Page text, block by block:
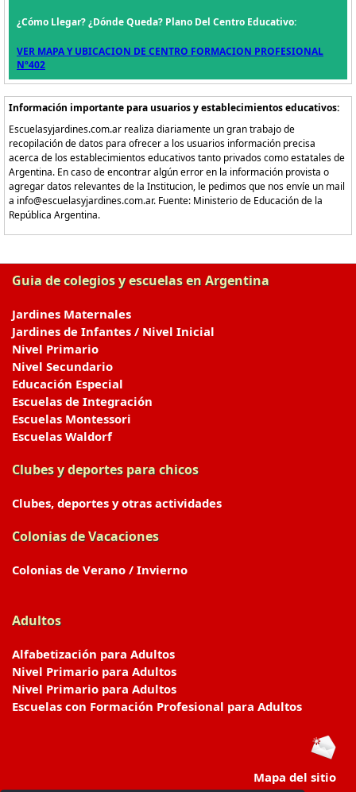
¿Cómo Llegar? ¿Dónde Queda? Plano Del Centro Educativo:
VER MAPA Y UBICACION DE CENTRO FORMACION PROFESIONAL
Nº402
Información importante para usuarios y establecimientos educativos:
Escuelasyjardines.com.ar realiza diariamente un gran trabajo de
recopilación de datos para ofrecer a los usuarios información precisa
acerca de los establecimientos educativos tanto privados como estatales de
Argentina. En caso de encontrar algún error en la información provista o
agregar datos relevantes de la Institucion, le pedimos que nos envíe un mail
a info@escuelasyjardines.com.ar. Fuente: Ministerio de Educación de la
República Argentina.
Guia de colegios y escuelas en Argentina
Jardines Maternales
Jardines de Infantes / Nivel Inicial
Nivel Primario
Nivel Secundario
Educación Especial
Escuelas de Integración
Escuelas Montessori
Escuelas Waldorf
Clubes y deportes para chicos
Clubes, deportes y otras actividades
Colonias de Vacaciones
Colonias de Verano / Invierno
Adultos
Alfabetización para Adultos
Nivel Primario para Adultos
Nivel Primario para Adultos
Escuelas con Formación Profesional para Adultos
Mapa del sitio